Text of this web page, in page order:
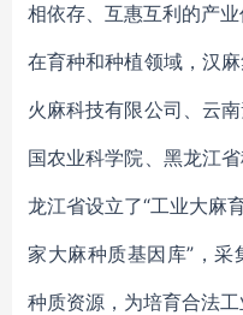
相依存、互惠互利的产业
在育种和种植领域，汉
火麻科技有限公司、云
国农业科学院、黑龙江
龙江省设立了“工业大麻
家大麻种质基因库”，
种质资源，为培育合法工